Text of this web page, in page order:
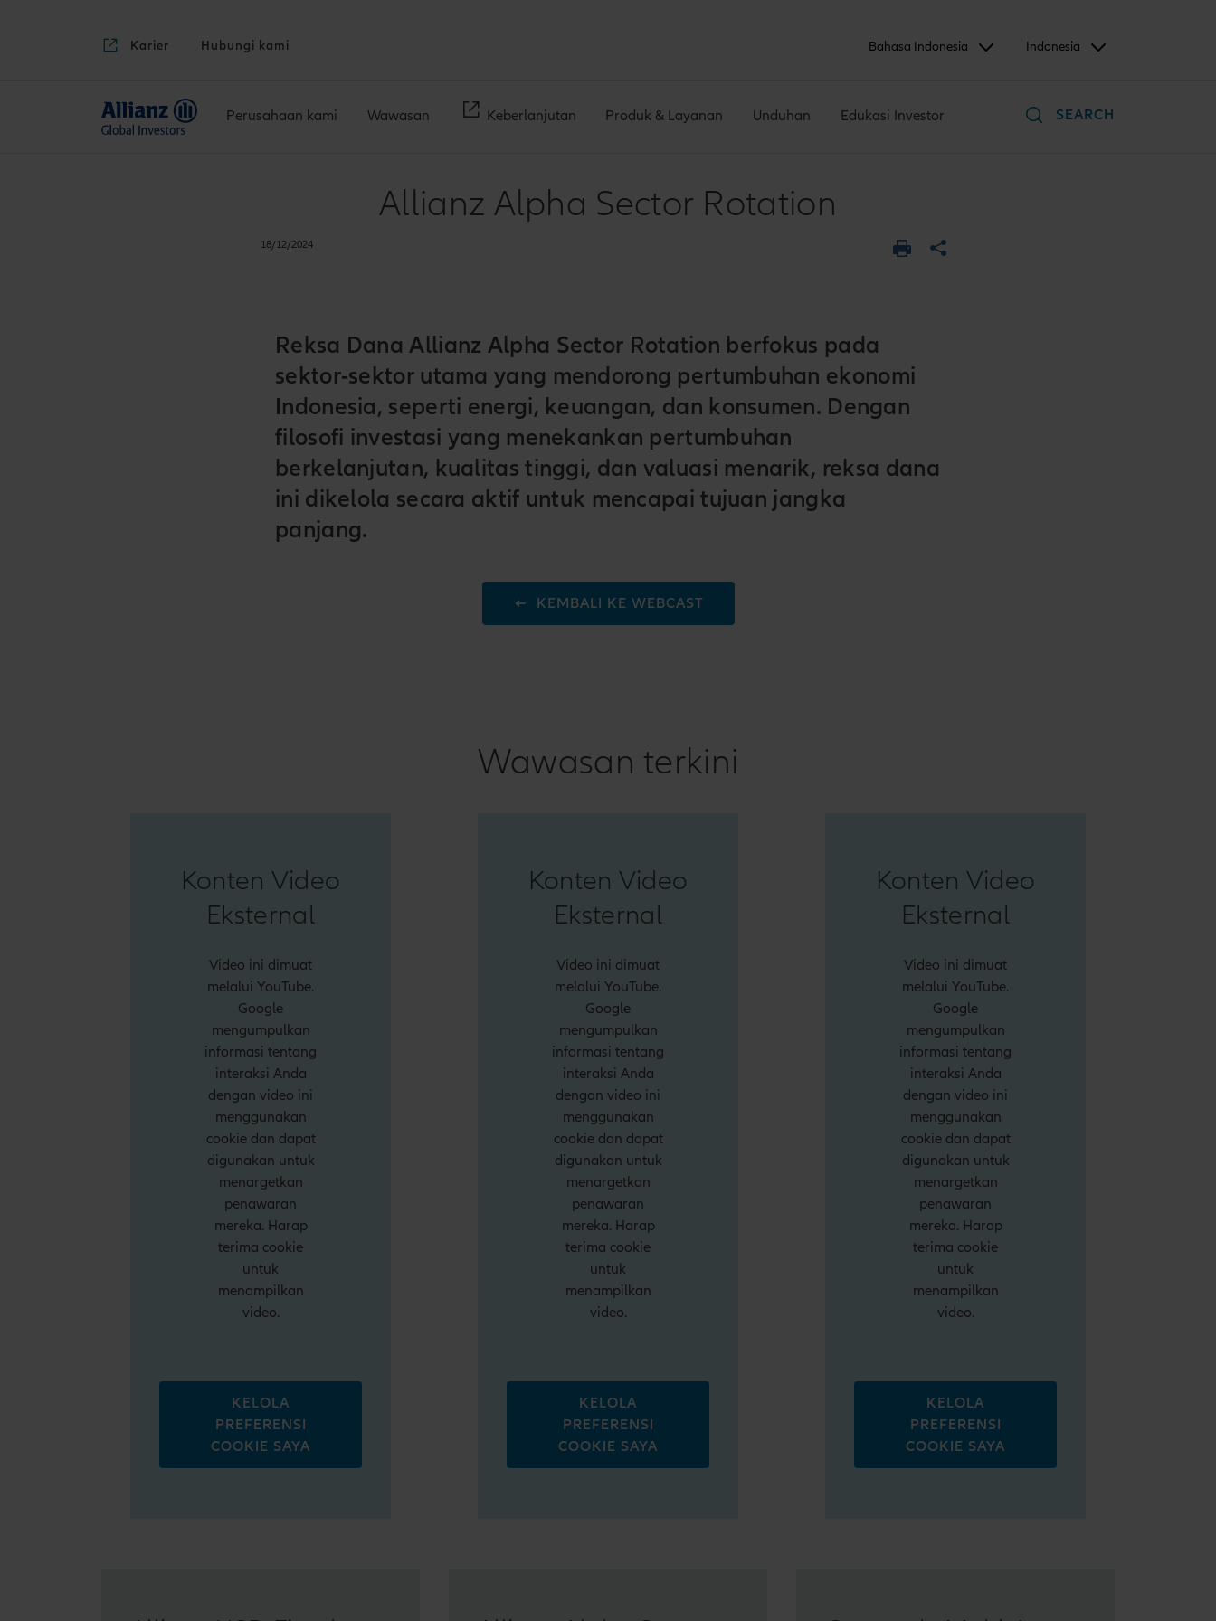
Karier Hubungi kami Bahasa Indonesia Indonesia
Perusahaan kami Wawasan Keberlanjutan Produk & Layanan Unduhan Edukasi Investor SEARCH
Allianz Alpha Sector Rotation
18/12/2024
Reksa Dana Allianz Alpha Sector Rotation berfokus pada
sektor-sektor utama yang mendorong pertumbuhan ekonomi
Indonesia, seperti energi, keuangan, dan konsumen. Dengan
filosofi investasi yang menekankan pertumbuhan
berkelanjutan, kualitas tinggi, dan valuasi menarik, reksa dana
ini dikelola secara aktif untuk mencapai tujuan jangka
panjang.
KEMBALI KE WEBCAST
Wawasan terkini
Konten Video
Eksternal
Video ini dimuat
melalui YouTube.
Google
mengumpulkan
informasi tentang
interaksi Anda
dengan video ini
menggunakan
cookie dan dapat
digunakan untuk
menargetkan
penawaran
mereka. Harap
terima cookie
untuk
menampilkan
video.
KELOLA
PREFERENSI
COOKIE SAYA
Konten Video
Eksternal
Video ini dimuat
melalui YouTube.
Google
mengumpulkan
informasi tentang
interaksi Anda
dengan video ini
menggunakan
cookie dan dapat
digunakan untuk
menargetkan
penawaran
mereka. Harap
terima cookie
untuk
menampilkan
video.
KELOLA
PREFERENSI
COOKIE SAYA
Konten Video
Eksternal
Video ini dimuat
melalui YouTube.
Google
mengumpulkan
informasi tentang
interaksi Anda
dengan video ini
menggunakan
cookie dan dapat
digunakan untuk
menargetkan
penawaran
mereka. Harap
terima cookie
untuk
menampilkan
video.
KELOLA
PREFERENSI
COOKIE SAYA